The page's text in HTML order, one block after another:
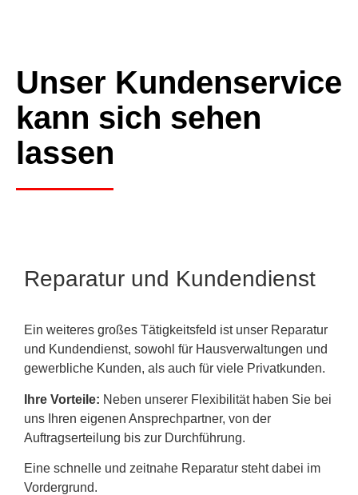
Unser Kundenservice
kann sich sehen
lassen
Reparatur und Kundendienst
Ein weiteres großes Tätigkeitsfeld ist unser Reparatur
und Kundendienst, sowohl für Hausverwaltungen und
gewerbliche Kunden, als auch für viele Privatkunden.
Ihre Vorteile: Neben unserer Flexibilität haben Sie bei
uns Ihren eigenen Ansprechpartner, von der
Auftragserteilung bis zur Durchführung.
Eine schnelle und zeitnahe Reparatur steht dabei im
Vordergrund.